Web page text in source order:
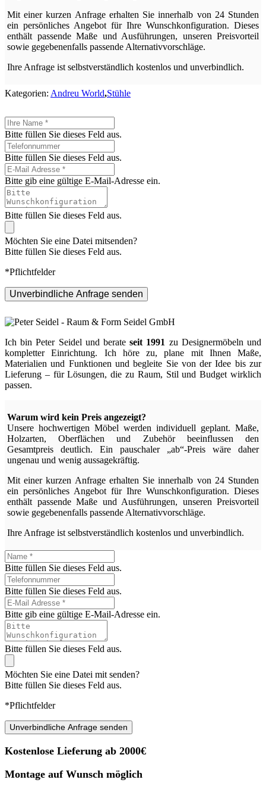
Mit einer kurzen Anfrage erhalten Sie innerhalb von 24 Stunden
ein persönliches Angebot für Ihre Wunschkonfiguration. Dieses
enthält passende Maße und Ausführungen, unseren Preisvorteil
sowie gegebenenfalls passende Alternativvorschläge.
Ihre Anfrage ist selbstverständlich kostenlos und unverbindlich.
Kategorien: Andreu World,Stühle
Bitte füllen Sie dieses Feld aus.
Bitte füllen Sie dieses Feld aus.
Bitte gib eine gültige E-Mail-Adresse ein.
Bitte füllen Sie dieses Feld aus.
Möchten Sie eine Datei mitsenden?
Bitte füllen Sie dieses Feld aus.
*Pflichtfelder
Unverbindliche Anfrage senden
Ich bin Peter Seidel und berateseit 1991 zu Designermöbeln und
kompletter Einrichtung. Ich höre zu, plane mit Ihnen Maße,
Materialien und Funktionen und begleite Sie von der Idee bis zur
Lieferung – für Lösungen, die zu Raum, Stil und Budget wirklich
passen.
Warum wird kein Preis angezeigt?
Unsere hochwertigen Möbel werden individuell geplant. Maße,
Holzarten, Oberflächen und Zubehör beeinflussen den
Gesamtpreis deutlich. Ein pauschaler „ab“-Preis wäre daher
ungenau und wenig aussagekräftig.
Mit einer kurzen Anfrage erhalten Sie innerhalb von 24 Stunden
ein persönliches Angebot für Ihre Wunschkonfiguration. Dieses
enthält passende Maße und Ausführungen, unseren Preisvorteil
sowie gegebenenfalls passende Alternativvorschläge.
Ihre Anfrage ist selbstverständlich kostenlos und unverbindlich.
Bitte füllen Sie dieses Feld aus.
Bitte füllen Sie dieses Feld aus.
Bitte gib eine gültige E-Mail-Adresse ein.
Bitte füllen Sie dieses Feld aus.
Möchten Sie eine Datei mit senden?
Bitte füllen Sie dieses Feld aus.
*Pflichtfelder
Unverbindliche Anfrage senden
Kostenlose Lieferung ab 2000€
Montage auf Wunsch möglich